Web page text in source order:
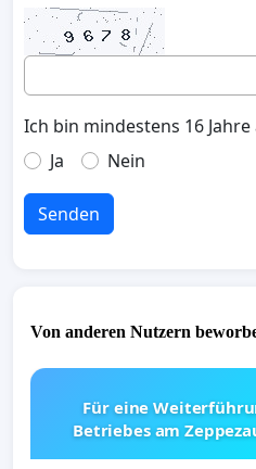
Ich bin mindestens 16
Ja
Nein
Senden
Von anderen Nutzern
Für eine
Betriebes am